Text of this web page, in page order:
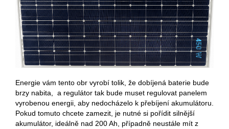
Energie vám tento obr vyrobí tolik, že dobíjená baterie bude
brzy nabita, a regulátor tak bude muset regulovat panelem
vyrobenou energii, aby nedocházelo k přebíjení akumulátoru.
Pokud tomuto chcete zamezit, je nutné si pořídit silnější
akumulátor, ideálně nad 200 Ah, případně neustále mít z